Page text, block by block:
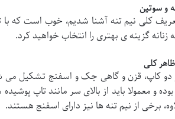
و سوتین
کلی نیم تنه آشنا شدیم، خوب است که با
زنانه گزینه ی بهتری را انتخاب خواهید کرد.
دو کاپ، قزن و گاهی جک و اسفنج تشکیل می
و معمولا باید از بالای سر مانند تاپ
برخی از نیم تنه ها نیز دارای اسفنج هستند.